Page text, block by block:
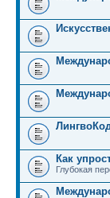
Как
Глубокая